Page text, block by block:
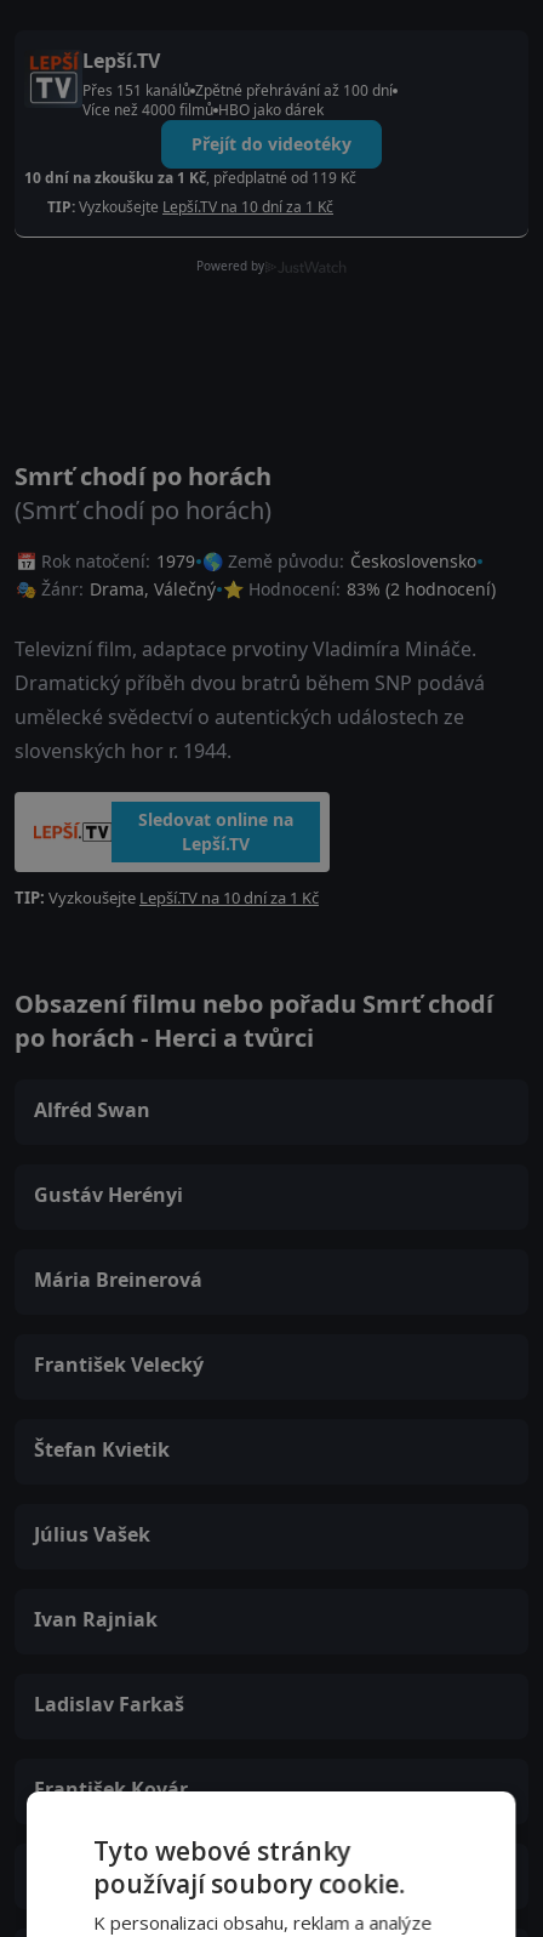
Lepší.TV
Přes 151 kanálů Zpětné přehrávání až 100 dní
Více než 4000 filmů HBO jako dárek
Přejít do videotéky
10 dní na zkoušku za 1 Kč, předplatné od 119 Kč
TIP:Vyzkoušejte Lepší.TV na 10 dní za 1 Kč
Powered by
Smrť chodí po horách
(Smrť chodí po horách)
📅 Rok natočení: 1979 🌎 Země původu: Československo
🎭 Žánr: Drama, Válečný ⭐ Hodnocení: 83% (2 hodnocení)
Televizní film, adaptace prvotiny Vladimíra Mináče.
Dramatický příběh dvou bratrů během SNP podává
umělecké svědectví o autentických událostech ze
slovenských hor r. 1944.
Sledovat online na
Lepší.TV
TIP: Vyzkoušejte Lepší.TV na 10 dní za 1 Kč
Obsazení filmu nebo pořadu Smrť chodí
po horách - Herci a tvůrci
Alfréd Swan
Gustáv Herényi
Mária Breinerová
František Velecký
Štefan Kvietik
Július Vašek
Ivan Rajniak
Ladislav Farkaš
František Kovár
Marián Sotník
Tyto webové stránky
používají soubory cookie.
K personalizaci obsahu, reklam a analýze